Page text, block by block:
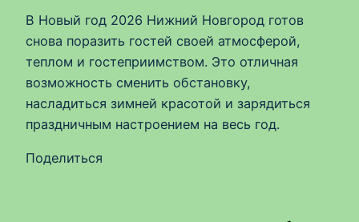
В Новый год 2026 Нижний Новгород готов
снова поразить гостей своей атмосферой,
теплом и гостеприимством. Это отличная
возможность сменить обстановку,
насладиться зимней красотой и зарядиться
праздничным настроением на весь год.
Поделиться